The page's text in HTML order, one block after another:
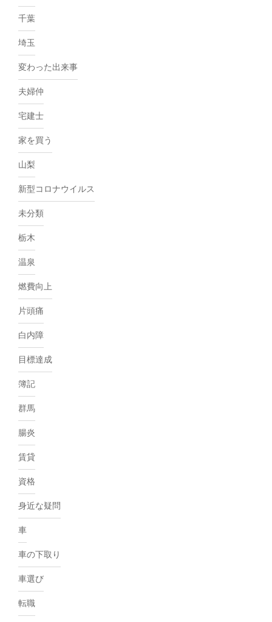
千葉
埼玉
変わった出来事
夫婦仲
宅建士
家を買う
山梨
新型コロナウイルス
未分類
栃木
温泉
燃費向上
片頭痛
白内障
目標達成
簿記
群馬
腸炎
賃貸
資格
身近な疑問
車
車の下取り
車選び
転職